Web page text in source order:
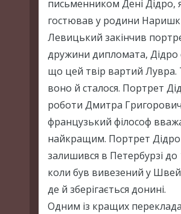
письменником Дені Дідро,
гостював у родини
Левицький закінчив
дружини дипломата, Дідро
що цей твір вартий Лувра.
воно й сталося. Портрет
роботи Дмитра
французький філософ
найкращим. Портрет Дідро
залишився в Петербурзі до
коли був вивезений у
де й зберігається донині.
Одним із кращих